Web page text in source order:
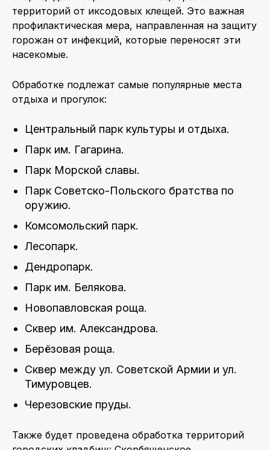
территорий от иксодовых клещей. Это важная
профилактическая мера, направленная на защиту
горожан от инфекций, которые переносят эти
насекомые.
Обработке подлежат самые популярные места
отдыха и прогулок:
Центральный парк культуры и отдыха.
Парк им. Гагарина.
Парк Морской славы.
Парк Советско-Польского братства по
оружию.
Комсомольский парк.
Лесопарк.
Дендропарк.
Парк им. Белякова.
Новопавловская роща.
Сквер им. Александрова.
Берёзовая роща.
Сквер между ул. Советской Армии и ул.
Тимуровцев.
Черезовские пруды.
Также будет проведена обработка территорий